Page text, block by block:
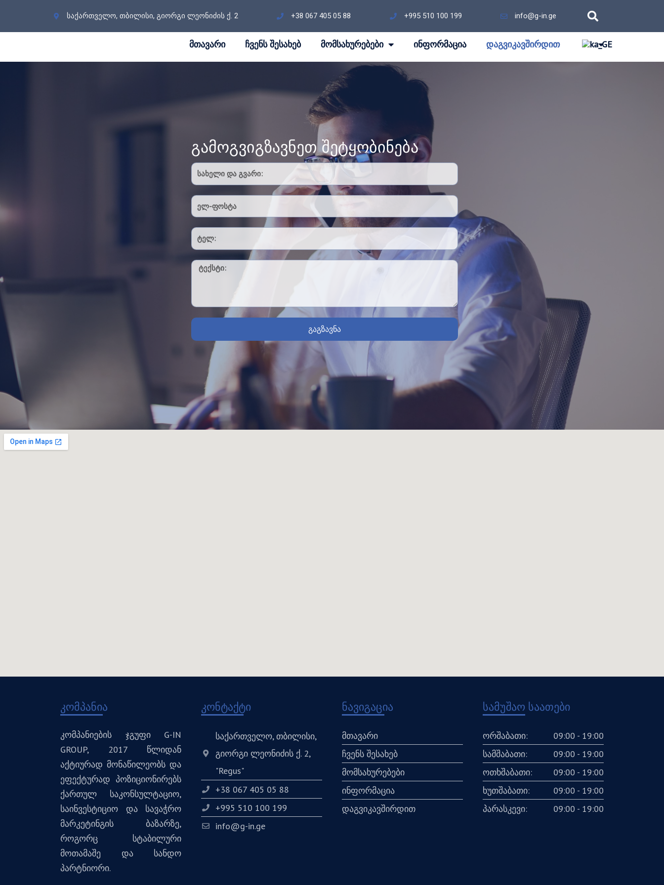
საქართველო, თბილისი, გიორგი ლეონიძის ქ. 2 +38 067 405 05 88 +995 510 100 199 info@g-in.ge
მთავარი ჩვენს შესახებ მომსახურებები ინფორმაცია დაგვიკავშირდით
გამოგვიგზავნეთ შეტყობინება
გაგზავნა
კომპანია
კომპანიების ჯგუფი G-IN
GROUP, 2017 წლიდან
აქტიურად მონაწილეობს და
ეფექტურად პოზიციონირებს
ქართულ საკონსულტაციო,
საინვესტიციო და სავაჭრო
მარკეტინგის ბაზარზე,
როგორც სტაბილური
მოთამაშე და სანდო
პარტნიორი.
კონტაქტი
საქართველო, თბილისი,
გიორგი ლეონიძის ქ. 2,
"Regus"
+38 067 405 05 88
+995 510 100 199
info@g-in.ge
ნავიგაცია
მთავარი
ჩვენს შესახებ
მომსახურებები
ინფორმაცია
დაგვიკავშირდით
სამუშაო საათები
ორშაბათი:
09:00 - 19:00
სამშაბათი:
09:00 - 19:00
ოთხშაბათი:
09:00 - 19:00
ხუთშაბათი:
09:00 - 19:00
პარასკევი:
09:00 - 19:00